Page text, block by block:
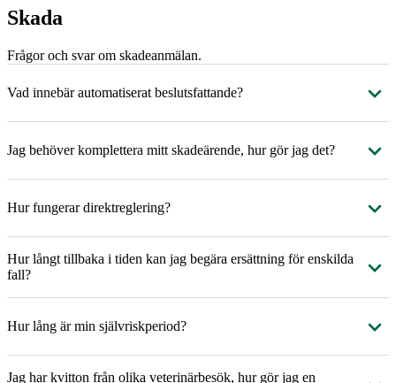
Skada
Frågor och svar om skadeanmälan.
Vad innebär automatiserat beslutsfattande?
Jag behöver komplettera mitt skadeärende, hur gör jag det?
Hur fungerar direktreglering?
Hur långt tillbaka i tiden kan jag begära ersättning för enskilda
fall?
Hur lång är min självriskperiod?
Jag har kvitton från olika veterinärbesök, hur gör jag en